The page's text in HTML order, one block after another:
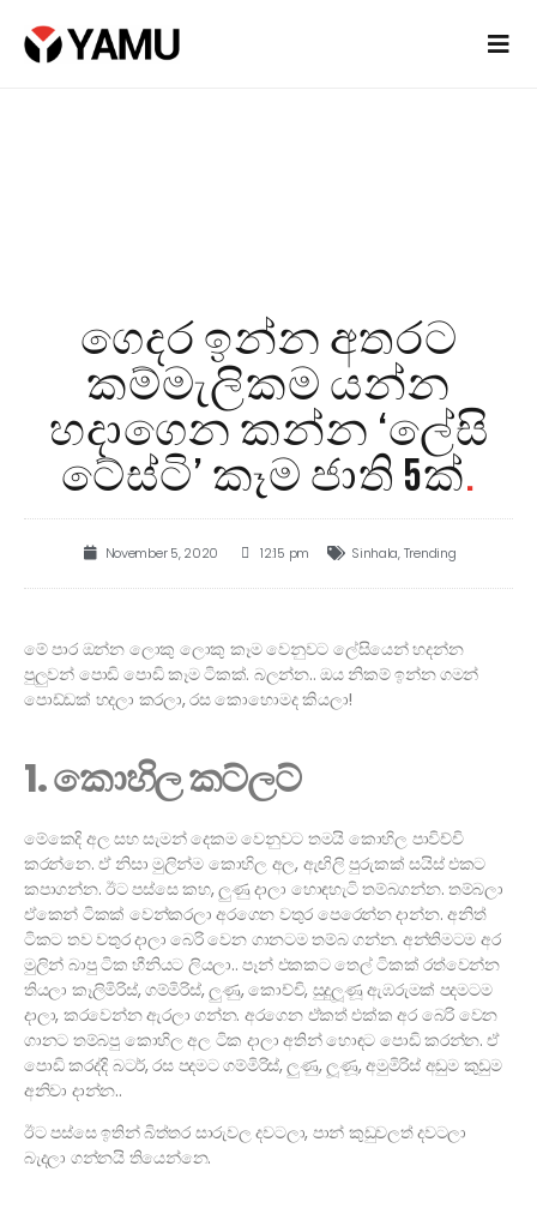
ගෙදර ඉන්න අතරට
කම්මැලිකම යන්න
හදාගෙන කන්න ‘ලේසි
ටේස්ටි’ කෑම ජාති 5ක්.
November 5, 2020 12:15 pm Sinhala,Trending
මේ පාර ඔන්න ලොකු ලොකු කෑම වෙනුවට ලේසියෙන් හදන්න
පුලුවන් පොඩි පොඩි කෑම ටිකක්. බලන්න.. ඔය නිකම් ඉන්න ගමන්
පොඩ්ඩක් හදලා කරලා, රස කොහොමද කියලා!
1. කොහිල කට්ලට්
මේකෙදි අල සහ සැමන් දෙකම වෙනුවට තමයි කොහිල පාවිච්චි
කරන්නෙ. ඒ නිසා මුලින්ම කොහිල අල, ඇඟිලි පුරුකක් සයිස් එකට
කපාගන්න. ඊට පස්සෙ කහ, ලුණු දාලා හොඳහැටි තම්බගන්න. තම්බලා
ඒකෙන් ටිකක් වෙන්කරලා අරගෙන වතුර පෙරෙන්න දාන්න. අනිත්
ටිකට තව වතුර දාලා බෙරි වෙන ගානටම තම්බ ගන්න. අන්තිමටම අර
මුලින් බාපු ටික හීනියට ලියලා.. පෑන් එකකට තෙල් ටිකක් රත්වෙන්න
තියලා කෑලිමිරිස්, ගම්මිරිස්, ලුණු, කොච්චි, සුදුලූණූ ඇඹරුමක් පදමටම
දාලා, කරවෙන්න ඇරලා ගන්න. අරගෙන ඒකත් එක්ක අර බෙරි වෙන
ගානට තම්බපු කොහිල අල ටික දාලා අතින් හොඳට පොඩි කරන්න. ඒ
පොඩි කරද්දි බටර්, රස පදමට ගම්මිරිස්, ලුණු, ලූණූ, අමුමිරිස් අඩුම කුඩුම
අනිවා දාන්න..
ඊට පස්සෙ ඉතින් බිත්තර සාරුවල දවටලා, පාන් කුඩුවලත් දවටලා
බැදලා ගන්නයි තියෙන්නෙ.